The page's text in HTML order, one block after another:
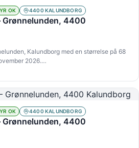
OK 4400 KALUNDBORG
4400
Kalundborg med en størrelse på 68
2026.…
OK 4400 KALUNDBORG
4400